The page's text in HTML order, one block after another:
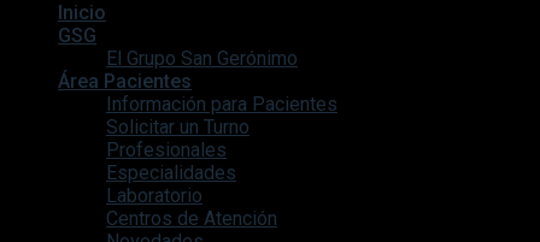
Inicio
GSG
El Grupo San Gerónimo
Área Pacientes
Información para Pacientes
Solicitar un Turno
Profesionales
Especialidades
Laboratorio
Centros de Atención